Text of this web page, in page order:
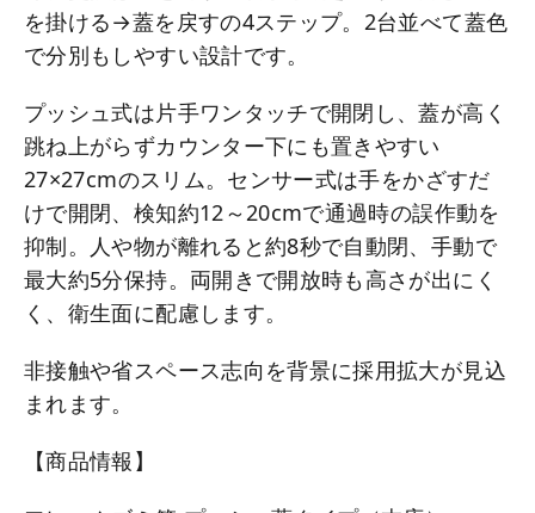
を掛ける→蓋を戻すの4ステップ。2台並べて蓋色
で分別もしやすい設計です。
プッシュ式は片手ワンタッチで開閉し、蓋が高く
跳ね上がらずカウンター下にも置きやすい
27×27cmのスリム。センサー式は手をかざすだ
けで開閉、検知約12～20cmで通過時の誤作動を
抑制。人や物が離れると約8秒で自動閉、手動で
最大約5分保持。両開きで開放時も高さが出にく
く、衛生面に配慮します。
非接触や省スペース志向を背景に採用拡大が見込
まれます。
【商品情報】